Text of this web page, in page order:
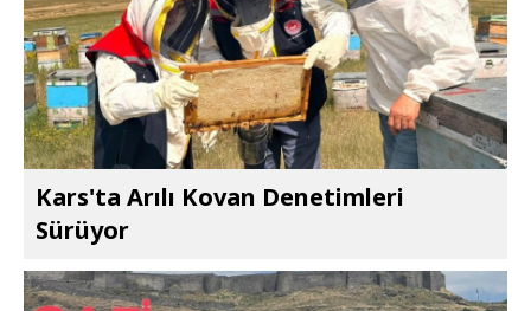
Kars'ta Arılı Kovan Denetimleri
Sürüyor